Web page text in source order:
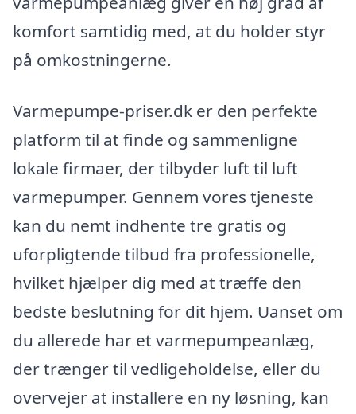
komfort samtidig med, at du holder styr
på omkostningerne.
Varmepumpe-priser.dk er den perfekte
platform til at finde og sammenligne
lokale firmaer, der tilbyder luft til luft
varmepumper. Gennem vores tjeneste
kan du nemt indhente tre gratis og
uforpligtende tilbud fra professionelle,
hvilket hjælper dig med at træffe den
bedste beslutning for dit hjem. Uanset om
du allerede har et varmepumpeanlæg,
der trænger til vedligeholdelse, eller du
overvejer at installere en ny løsning, kan